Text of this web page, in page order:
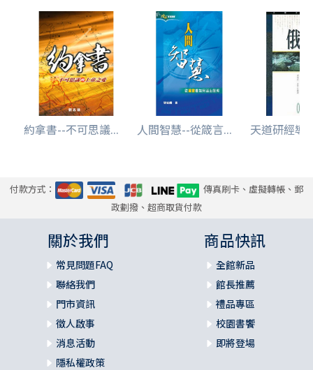
約拿書--不可思議... 人間智慧--從箴言... 天道研經導
付款方式：
傳真刷卡、虛擬轉帳、郵
政劃撥、超商取貨付款
關於我們
常見問題FAQ
聯絡我們
門市資訊
徵人啟事
消息活動
隱私權政策
商品快訊
全館新品
館長推薦
禮品專區
校園書饗
即將登場